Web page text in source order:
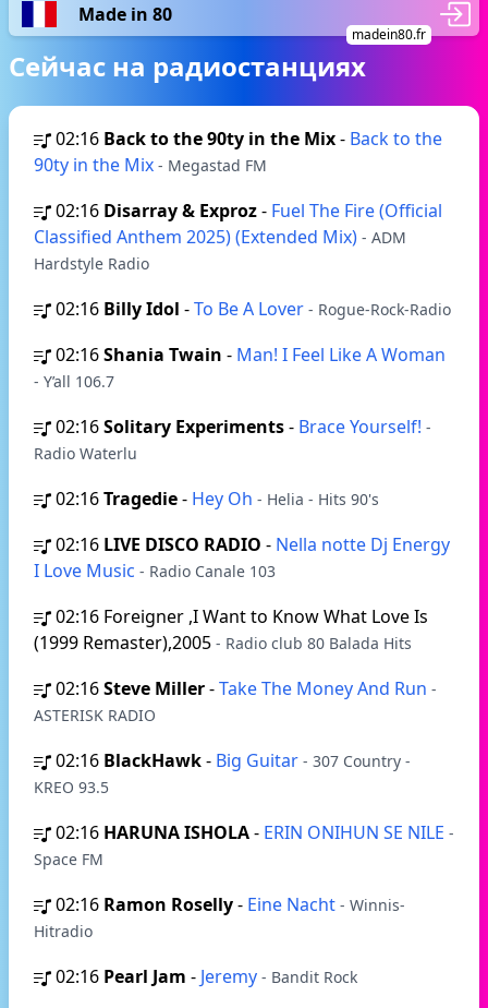
Made in 80
madein80.fr
Сейчас на радиостанциях
02:16 Back to the 90ty in the Mix- Back to the
90ty in the Mix - Megastad FM
02:16 Disarray & Exproz- Fuel The Fire (Official
Classified Anthem 2025) (Extended Mix) - ADM
Hardstyle Radio
02:16 Billy Idol -To Be A Lover - Rogue-Rock-Radio
02:16Shania Twain - Man! I Feel Like A Woman
- Y’all 106.7
02:16Solitary Experiments- Brace Yourself! -
Radio Waterlu
02:16Tragedie- Hey Oh - Helia - Hits 90's
02:16 LIVE DISCO RADIO - Nella notte Dj Energy
I Love Music - Radio Canale 103
02:16 Foreigner ,I Want to Know What Love Is
(1999 Remaster),2005 - Radio club 80 Balada Hits
02:16Steve Miller-Take The Money And Run -
ASTERISK RADIO
02:16 BlackHawk- Big Guitar - 307 Country -
KREO 93.5
02:16 HARUNA ISHOLA- ERIN ONIHUN SE NILE -
Space FM
02:16 Ramon Roselly- Eine Nacht - Winnis-
Hitradio
02:16 Pearl Jam - Jeremy - Bandit Rock